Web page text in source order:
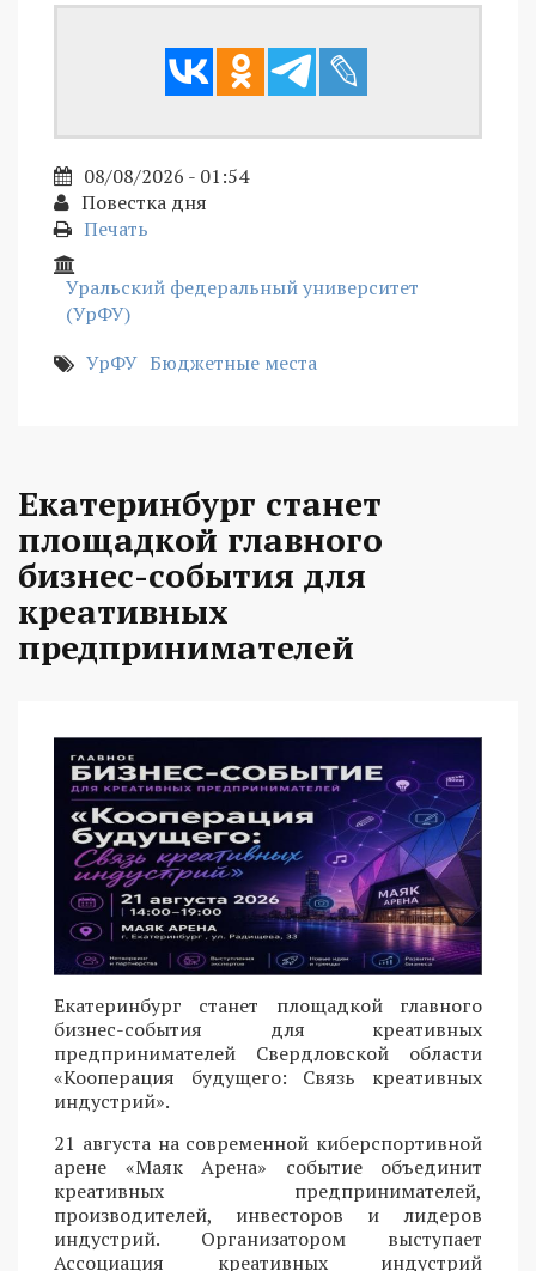
08/08/2026 - 01:54
Повестка дня
Печать
Уральский федеральный университет
(УрФУ)
УрФУ Бюджетные места
Екатеринбург станет
площадкой главного
бизнес-события для
креативных
предпринимателей
Екатеринбург станет площадкой главного
бизнес-события для креативных
предпринимателей Свердловской области
«Кооперация будущего: Связь креативных
индустрий».
21 августа на современной киберспортивной
арене «Маяк Арена» событие объединит
креативных предпринимателей,
производителей, инвесторов и лидеров
индустрий. Организатором выступает
Ассоциация креативных индустрий